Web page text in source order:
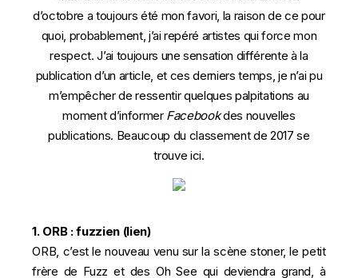
d’octobre a toujours été mon favori, la raison de ce pour
quoi, probablement, j’ai repéré artistes qui force mon
respect. J’ai toujours une sensation différente à la
publication d’un article, et ces derniers temps, je n’ai pu
m’empêcher de ressentir quelques palpitations au
moment d’informer Facebookdes nouvelles
publications. Beaucoup du classement de 2017 se
trouve ici.
1. ORB : fuzzien (lien)
ORB, c’est le nouveau venu sur la scène stoner, le petit
frère de Fuzz et des Oh See qui deviendra grand, à